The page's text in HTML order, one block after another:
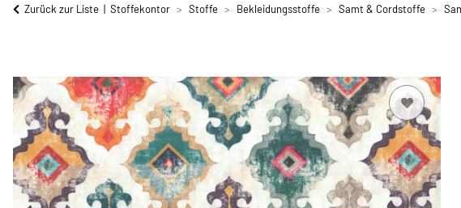
Zurück zur Liste Stoffekontor Stoffe Bekleidungsstoffe Samt & Cordstoffe